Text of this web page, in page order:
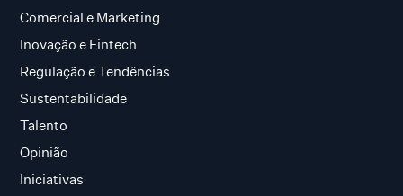
Comercial e Marketing
Inovação e Fintech
Regulação e Tendências
Sustentabilidade
Talento
Opinião
Iniciativas